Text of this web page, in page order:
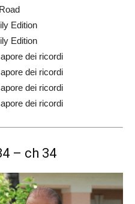
Edition
Edition
dei ricordi
dei ricordi
dei ricordi
dei ricordi
– ch 34